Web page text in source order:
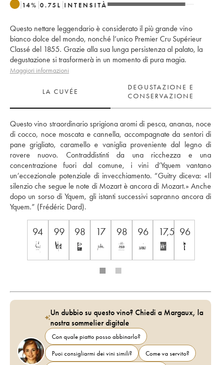
14% 0.75 L INTENSITÀ
Questo nettare leggendario è considerato il più grande vino
bianco dolce del mondo, nonché l’unico Premier Cru Supérieur
Classé del 1855. Grazie alla sua lunga persistenza al palato, la
degustazione si trasformerà in un momento di pura magia.
Maggiori informazioni
LA CUVÉE
DEGUSTAZIONE E
CONSERVAZIONE
Questo vino straordinario sprigiona aromi di pesca, ananas, noce
di cocco, noce moscata e cannella, accompagnate da sentori di
pane grigliato, caramello e vaniglia proveniente dal legno di
rovere nuovo. Contraddistinti da una ricchezza e una
concentrazione fuori dal comune, i vini d’Yquem vantano
un’eccezionale potenziale di invecchiamento. “Guitry diceva: «Il
silenzio che segue le note di Mozart è ancora di Mozart.» Anche
dopo un sorso di Yquem, gli istanti successivi sapranno ancora di
Yquem.” (Frédéric Dard).
94 99 98 17 98 96 17,5/20
96
Un dubbio su questo vino? Chiedi a Margaux, la
nostra sommelier digitale
Con quale piatto posso abbinarlo?
Puoi consigliarmi dei vini simili?
Come va servito?